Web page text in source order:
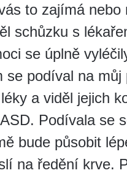
to zajímá
schůzku s
se úplně
se podíval na
a viděl jejich
Podívala se
bude působit
na ředění krve.